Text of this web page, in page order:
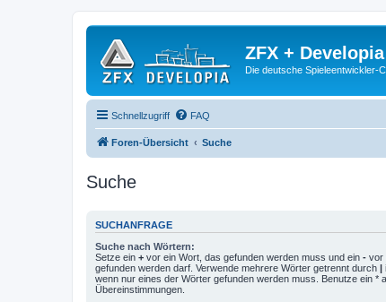
ZFX + Developia
Die deutsche Spieleentwickler-
Schnellzugriff FAQ
Foren-Übersicht Suche
Suche
SUCHANFRAGE
Suche nach Wörtern:
Setze ein + vor ein Wort, das gefunden werden muss und ein - vor
gefunden werden darf. Verwende mehrere Wörter getrennt durch |
wenn nur eines der Wörter gefunden werden muss. Benutze ein *
Übereinstimmungen.